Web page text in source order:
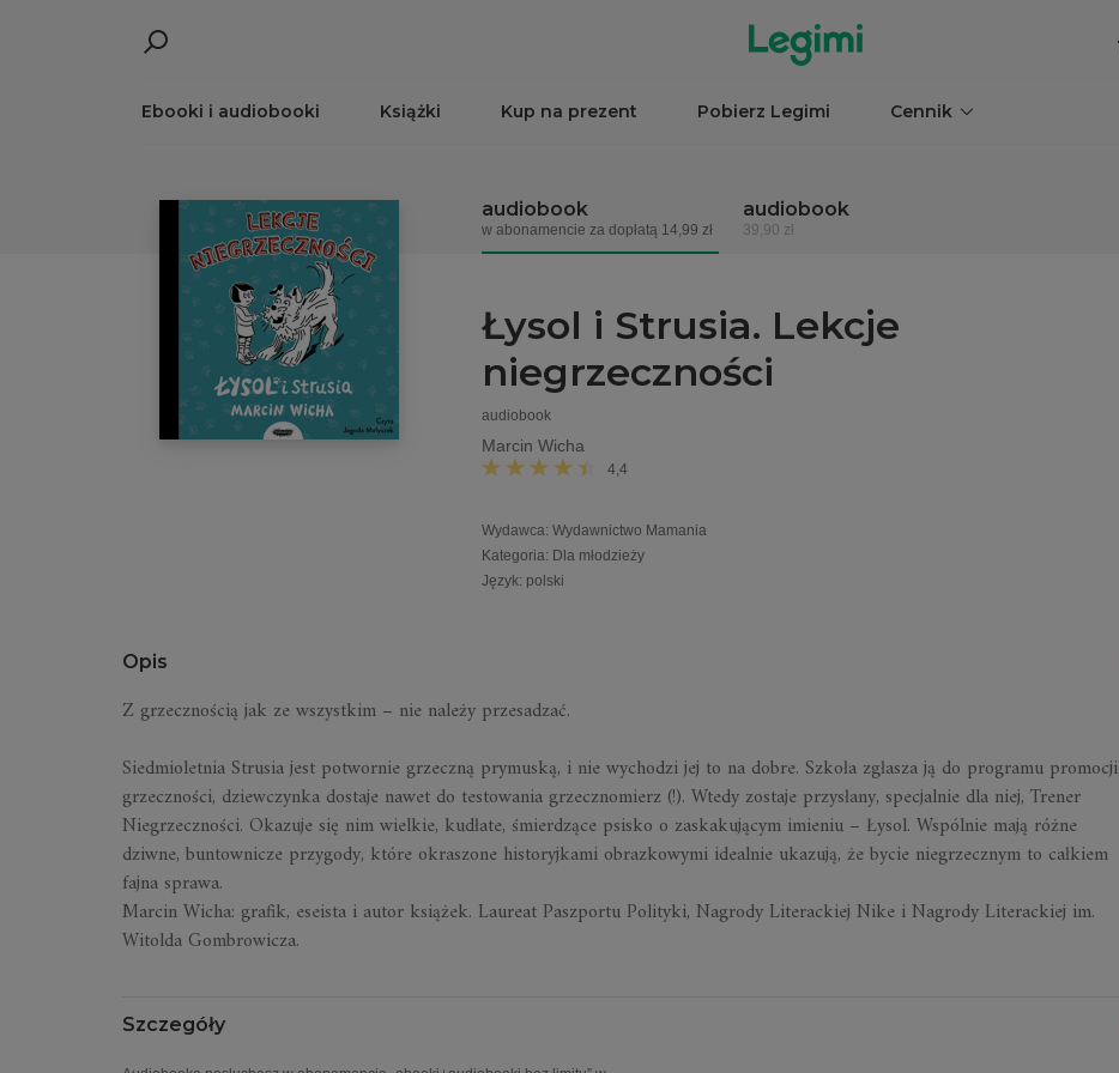
Ebooki i audiobooki Książki Kup na prezent Pobierz Legimi Cennik
audiobook
w abonamencie za dopłatą 14,99 zł
audiobook
39,90 zł
Łysol i Strusia. Lekcje
niegrzeczności
audiobook
Marcin Wicha
4,4
Wydawca: Wydawnictwo Mamania
Kategoria: Dla młodzieży
Język: polski
Opis
Z grzecznością jak ze wszystkim – nie należy przesadzać.
Siedmioletnia Strusia jest potwornie grzeczną prymuską, i nie wychodzi jej to na dobre. Szkoła zgłasza ją do programu promocji
grzeczności, dziewczynka dostaje nawet do testowania grzecznomierz (!). Wtedy zostaje przysłany, specjalnie dla niej, Trener
Niegrzeczności. Okazuje się nim wielkie, kudłate, śmierdzące psisko o zaskakującym imieniu – Łysol. Wspólnie mają różne
dziwne, buntownicze przygody, które okraszone historyjkami obrazkowymi idealnie ukazują, że bycie niegrzecznym to całkiem
fajna sprawa.
Marcin Wicha: grafik, eseista i autor książek. Laureat Paszportu Polityki, Nagrody Literackiej Nike i Nagrody Literackiej im.
Witolda Gombrowicza.
Szczegóły